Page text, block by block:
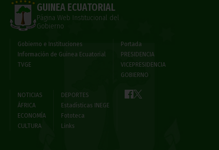
GUINEA ECUATORIAL
Página Web Institucional del
Gobierno
Gobierno e Instituciones
Información de Guinea Ecuatorial
TVGE
Portada
PRESIDENCIA
VICEPRESIDENCIA
GOBIERNO
NOTICIAS
ÁFRICA
ECONOMÍA
CULTURA
DEPORTES
Estadísticas INEGE
Fototeca
Links